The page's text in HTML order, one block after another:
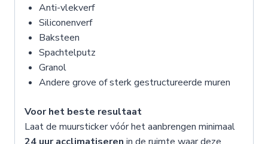
Anti-vlekverf
Siliconenverf
Baksteen
Spachtelputz
Granol
Andere grove of sterk gestructureerde muren
Voor het beste resultaat
Laat de muursticker vóór het aanbrengen minimaal